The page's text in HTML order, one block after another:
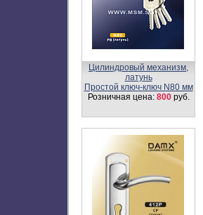
Ручка на круглой накладке
D251
Розничная цена: 948 -
1100руб.